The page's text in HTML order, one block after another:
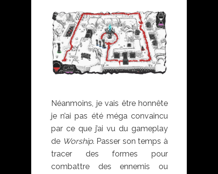
Néanmoins, je vais être honnête
je n’ai pas été méga convaincu
par ce que j’ai vu du gameplay
de Worship. Passer son temps à
tracer des formes pour
combattre des ennemis ou